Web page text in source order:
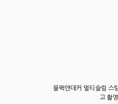
블랙앤데커 멀티슬림 스
고 촬영